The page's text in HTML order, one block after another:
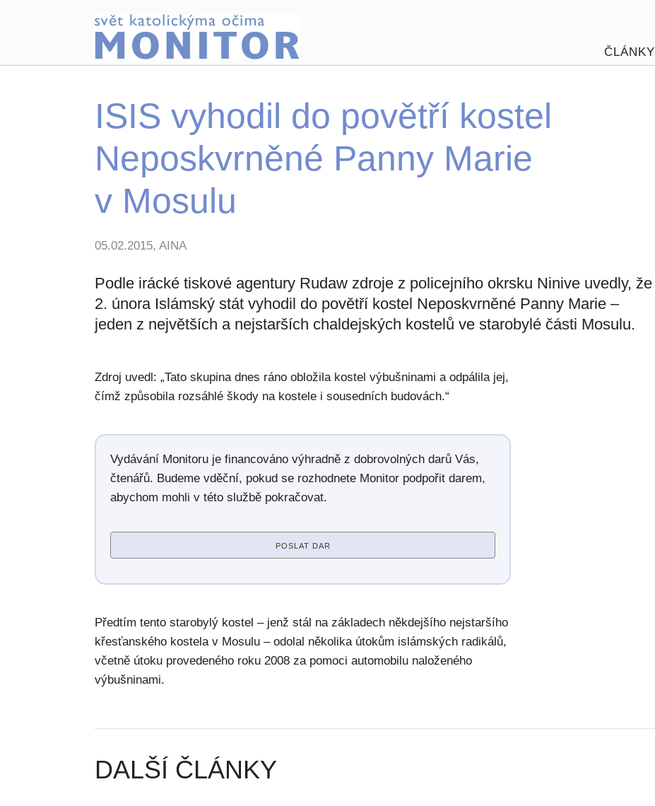
ČLÁNKY
ISIS vyhodil do povětří kostel
Neposkvrněné Panny Marie
v Mosulu
05.02.2015, AINA
Podle irácké tiskové agentury Rudaw zdroje z policejního okrsku Ninive uvedly, že
2. února Islámský stát vyhodil do povětří kostel Neposkvrněné Panny Marie –
jeden z největších a nejstarších chaldejských kostelů ve starobylé části Mosulu.
Zdroj uvedl: „Tato skupina dnes ráno obložila kostel výbušninami a odpálila jej,
čímž způsobila rozsáhlé škody na kostele i sousedních budovách.“
Vydávání Monitoru je financováno výhradně z dobrovolných darů Vás,
čtenářů. Budeme vděční, pokud se rozhodnete Monitor podpořit darem,
abychom mohli v této službě pokračovat.
POSLAT DAR
Předtím tento starobylý kostel – jenž stál na základech někdejšího nejstaršího
křesťanského kostela v Mosulu – odolal několika útokům islámských radikálů,
včetně útoku provedeného roku 2008 za pomoci automobilu naloženého
výbušninami.
DALŠÍ ČLÁNKY